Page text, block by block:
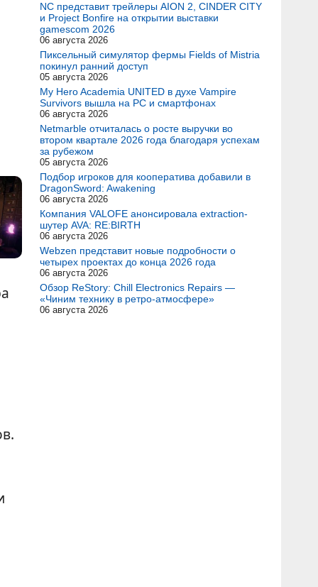
NC представит трейлеры AION 2, CINDER CITY
и Project Bonfire на открытии выставки
gamescom 2026
06 августа 2026
Пиксельный симулятор фермы Fields of Mistria
покинул ранний доступ
05 августа 2026
My Hero Academia UNITED в духе Vampire
Survivors вышла на PC и смартфонах
06 августа 2026
Netmarble отчиталась о росте выручки во
втором квартале 2026 года благодаря успехам
за рубежом
05 августа 2026
Подбор игроков для кооператива добавили в
DragonSword: Awakening
06 августа 2026
Компания VALOFE анонсировала extraction-
шутер AVA: RE:BIRTH
06 августа 2026
Webzen представит новые подробности о
четырех проектах до конца 2026 года
06 августа 2026
Обзор ReStory: Chill Electronics Repairs —
«Чиним технику в ретро-атмосфере»
06 августа 2026